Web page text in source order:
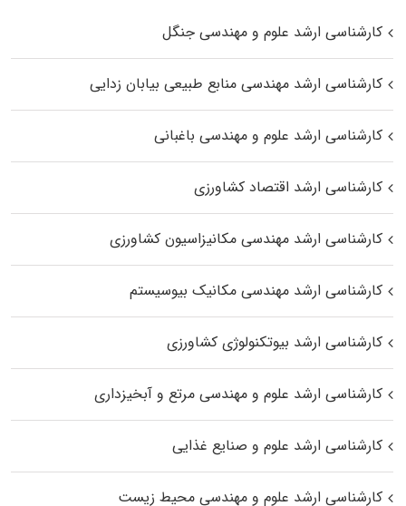
کارشناسی ارشد علوم و مهندسی جنگل
کارشناسی ارشد مهندسی منابع طبیعی بیابان زدایی
کارشناسی ارشد علوم و مهندسی باغبانی
کارشناسی ارشد اقتصاد کشاورزی
کارشناسی ارشد مهندسی مکانیزاسیون کشاورزی
کارشناسی ارشد مهندسی مکانیک بیوسیستم
کارشناسی ارشد بیوتکنولوژی کشاورزی
کارشناسی ارشد علوم و مهندسی مرتع و آبخیزداری
کارشناسی ارشد علوم و صنایع غذایی
کارشناسی ارشد علوم و مهندسی محیط زیست